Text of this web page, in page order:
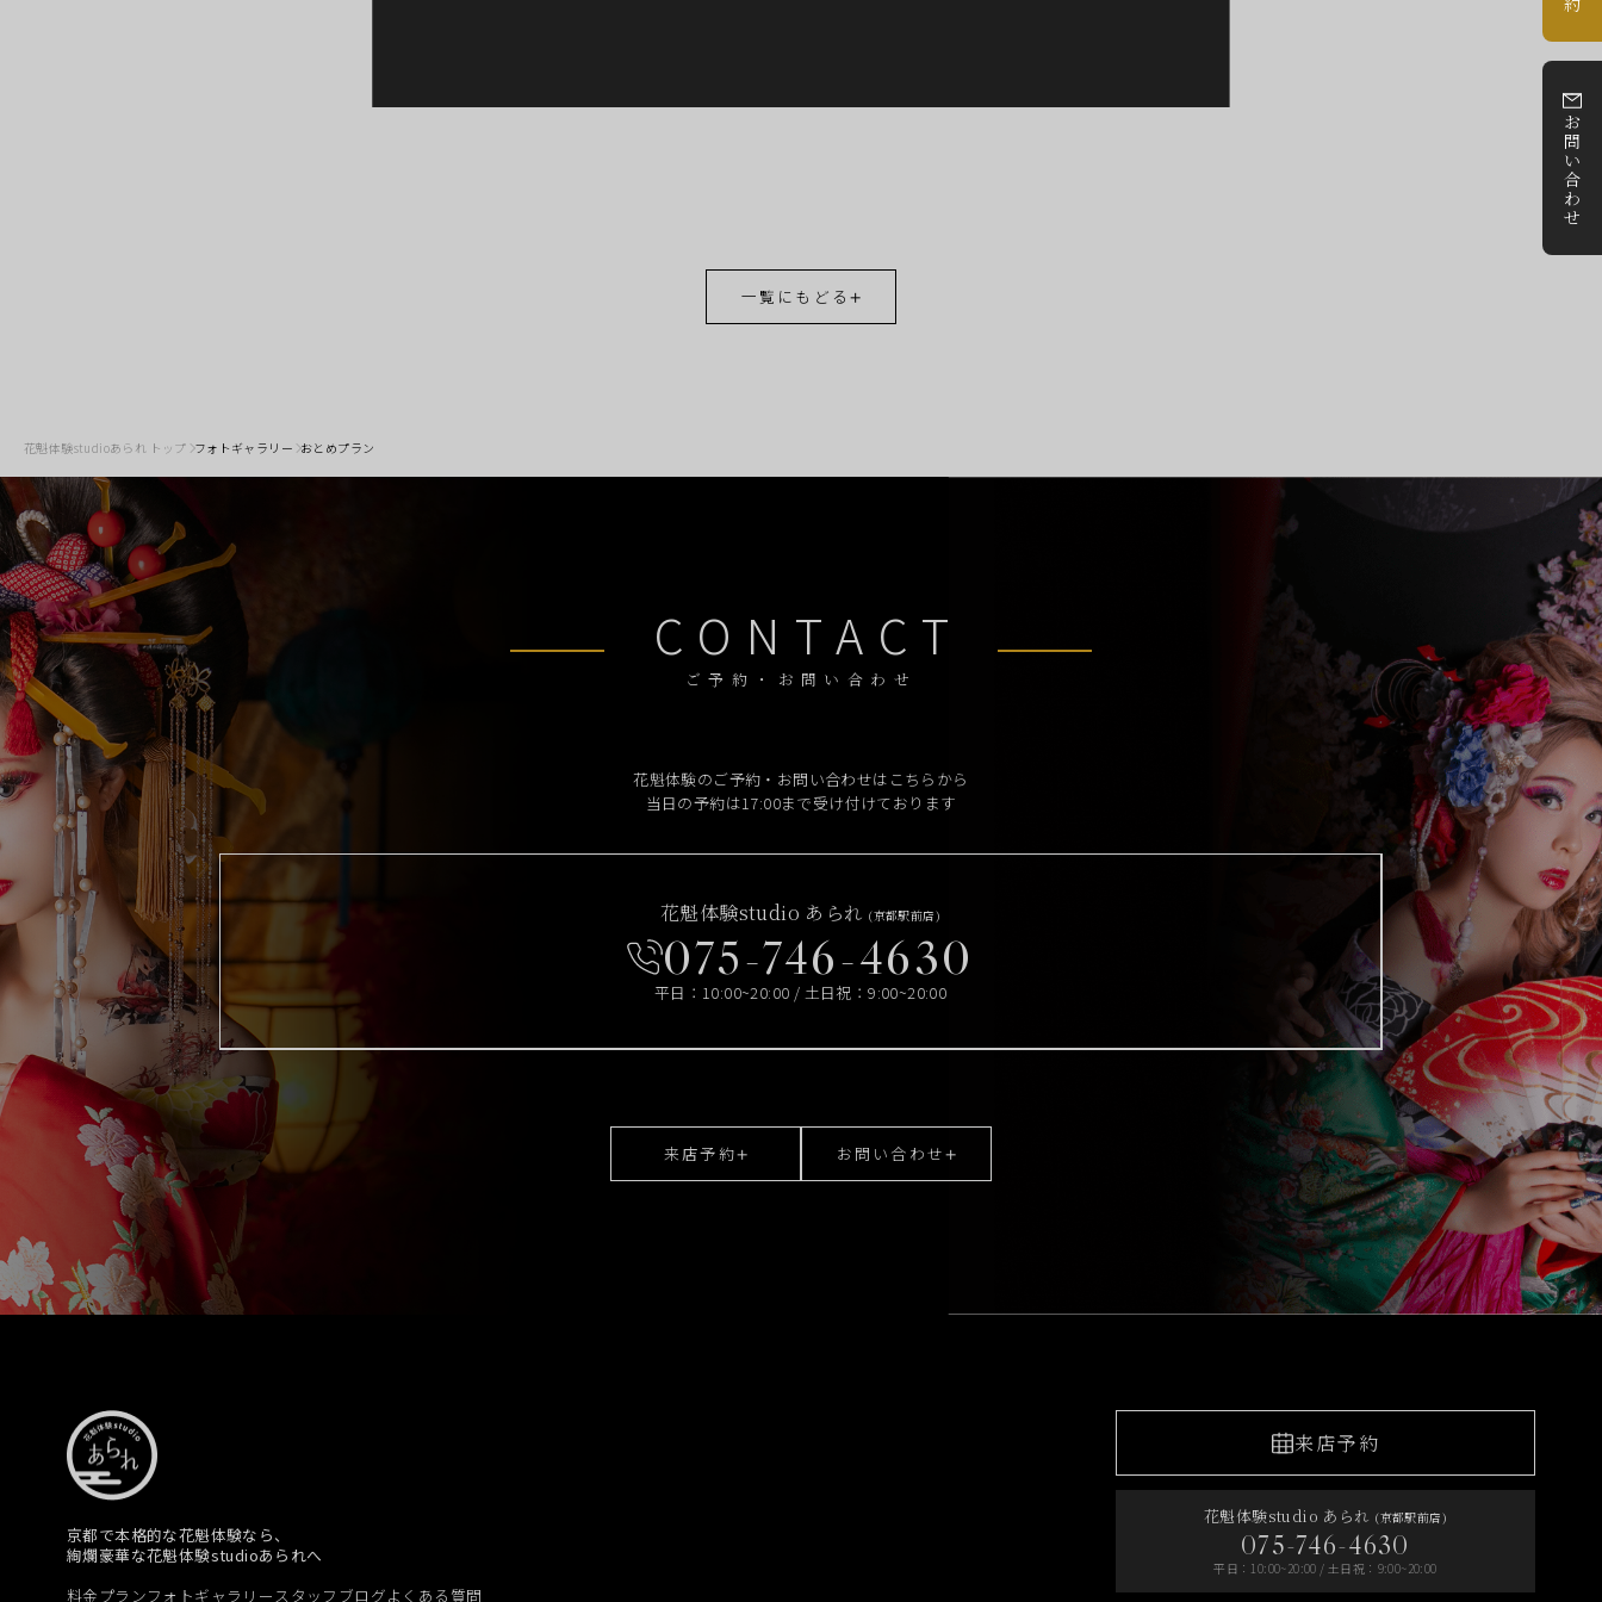
お
問
い
合
わ
せ
一覧にもどる
花魁体験studioあられ トップ フォトギャラリー おとめプラン
CONTACT
ご予約・お問い合わせ
花魁体験のご予約・お問い合わせはこちらから
当日の予約は17:00まで受け付けております
花魁体験studio あられ (京都駅前店)
075-746-4630
平日：10:00~20:00 / 土日祝：9:00~20:00
来店予約 お問い合わせ
京都で本格的な花魁体験なら、
絢爛豪華な花魁体験studioあられへ
料金プランフォトギャラリースタッフブログよくある質問
来店予約
花魁体験studio あられ (京都駅前店)
075-746-4630
平日：10:00~20:00 / 土日祝：9:00~20:00